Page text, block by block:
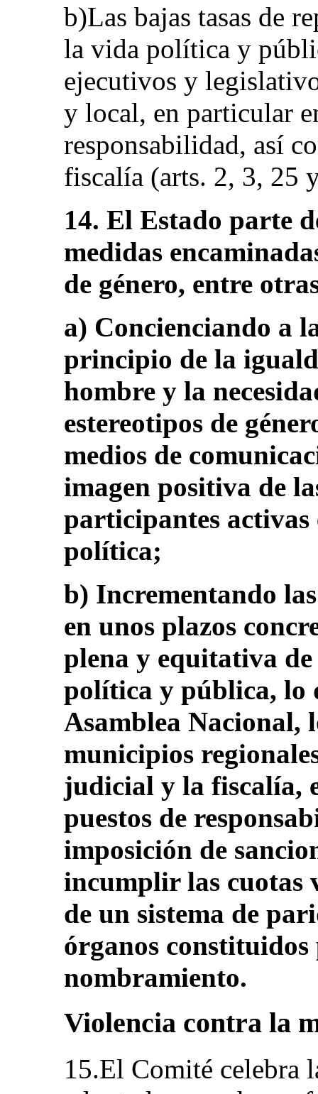
b)Las bajas tasas de
la vida política y
ejecutivos y
y local, en particular
responsabilidad, así
fiscalía (arts. 2, 3, 25
14. El Estado parte
medidas
de género, entre
a) Concienciando a
principio de la
hombre y la
estereotipos de
medios de
imagen positiva de
participantes
política;
b) Incrementando
en unos plazos
plena y equitativa
política y pública, lo
Asamblea Nacional,
municipios
judicial y la fiscalía,
puestos de
imposición de
incumplir las cuotas
de un sistema de
órganos constituidos
nombramiento.
Violencia contra la
15.El Comité celebra